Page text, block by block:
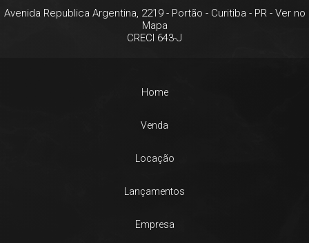
Avenida Republica Argentina, 2219- Portão - Curitiba - PR- Ver no
Mapa
CRECI 643-J
Home
Venda
Locação
Lançamentos
Empresa